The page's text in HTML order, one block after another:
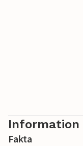
Information
Fakta